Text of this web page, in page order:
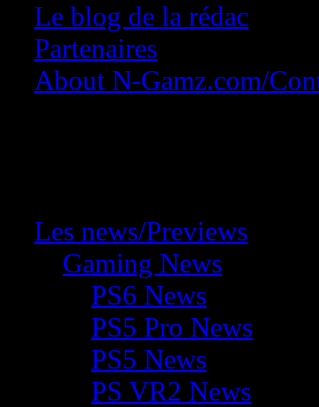
Le blog de la rédac
Partenaires
About N-Gamz.com/
Les news/Previews
Gaming News
PS6 News
PS5 Pro News
PS5 News
PS VR2 News